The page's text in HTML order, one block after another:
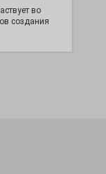
во
создания